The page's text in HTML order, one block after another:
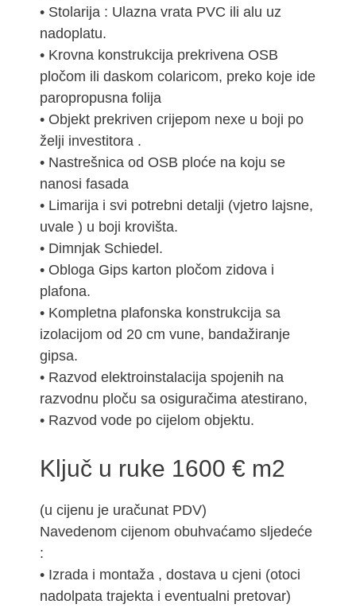
• Stolarija : Ulazna vrata PVC ili alu uz
nadoplatu.
• Krovna konstrukcija prekrivena OSB
pločom ili daskom colaricom, preko koje ide
paropropusna folija
• Objekt prekriven crijepom nexe u boji po
želji investitora .
• Nastrešnica od OSB ploće na koju se
nanosi fasada
• Limarija i svi potrebni detalji (vjetro lajsne,
uvale ) u boji krovišta.
• Dimnjak Schiedel.
• Obloga Gips karton pločom zidova i
plafona.
• Kompletna plafonska konstrukcija sa
izolacijom od 20 cm vune, bandažiranje
gipsa.
• Razvod elektroinstalacija spojenih na
razvodnu ploču sa osiguračima atestirano,
• Razvod vode po cijelom objektu.
Ključ u ruke 1600 € m2
(u cijenu je uračunat PDV)
Navedenom cijenom obuhvaćamo sljedeće
:
• Izrada i montaža , dostava u cjeni (otoci
nadolpata trajekta i eventualni pretovar)